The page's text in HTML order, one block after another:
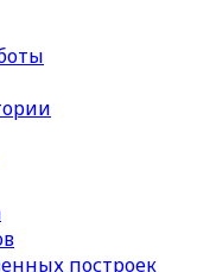
построек